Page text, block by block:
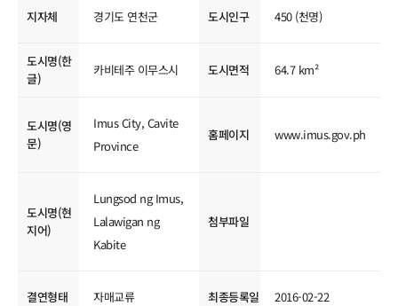
지자체 경기도 연천군 도시인구 450 (천명)
도시명(한
글)
카비테주 이무스시 도시면적 64.7 km²
도시명(영
문)
Imus City, Cavite
Province
홈페이지 www.imus.gov.ph
도시명(현
지어)
Lungsod ng Imus,
Lalawigan ng
Kabite
첨부파일
결연형태 자매교류 최종등록일 2016-02-22